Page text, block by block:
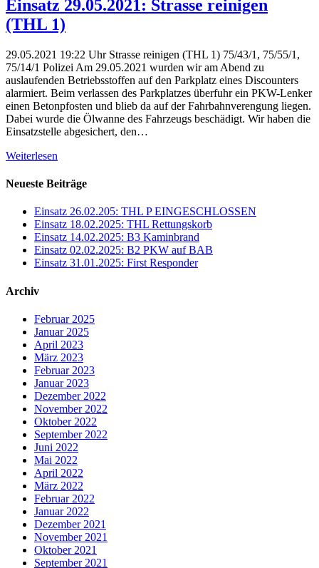
Einsatz 29.05.2021: Strasse reinigen
(THL 1)
29.05.2021 19:22 Uhr Strasse reinigen (THL 1) 75/43/1, 75/55/1,
75/14/1 Polizei Am 29.05.2021 wurden wir am Abend zu
auslaufenden Betriebsstoffen auf den Parkplatz eines Discounters
alarmiert. Beim verlassen des Parkplatzes überfuhr ein PKW-Lenker
einen Betonpfosten und blieb da auf der Fahrbahnverengung liegen.
Dabei wurde die Ölwanne des Fahrzeugs beschädigt. Wir haben die
Einsatzstelle abgesichert, den…
Weiterlesen
Neueste Beiträge
Einsatz 26.02.205: THL P EINGESCHLOSSEN
Einsatz 18.02.2025: THL Rettungskorb
Einsatz 14.02.2025: B3 Kaminbrand
Einsatz 02.02.2025: B2 PKW auf BAB
Einsatz 31.01.2025: First Responder
Archiv
Februar 2025
Januar 2025
April 2023
März 2023
Februar 2023
Januar 2023
Dezember 2022
November 2022
Oktober 2022
September 2022
Juni 2022
Mai 2022
April 2022
März 2022
Februar 2022
Januar 2022
Dezember 2021
November 2021
Oktober 2021
September 2021